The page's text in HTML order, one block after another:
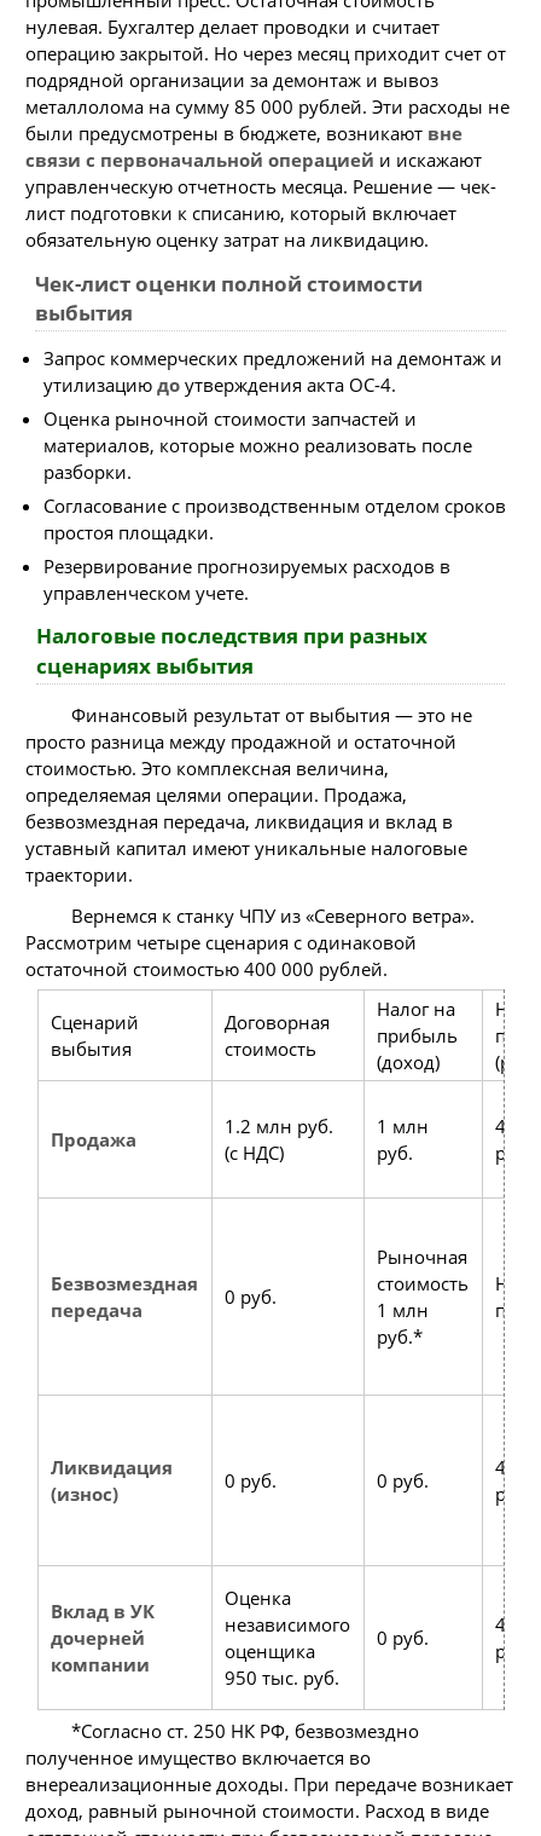
нулевая. Бухгалтер делает проводки и считает
операцию закрытой. Но через месяц приходит счет от
подрядной организации за демонтаж и вывоз
металлолома на сумму 85 000 рублей. Эти расходы не
были предусмотрены в бюджете, возникают вне
связи с первоначальной операцией и искажают
управленческую отчетность месяца. Решение — чек-
лист подготовки к списанию, который включает
обязательную оценку затрат на ликвидацию.
Чек-лист оценки полной стоимости
выбытия
Запрос коммерческих предложений на демонтаж и
утилизацию до утверждения акта ОС-4.
Оценка рыночной стоимости запчастей и
материалов, которые можно реализовать после
разборки.
Согласование с производственным отделом сроков
простоя площадки.
Резервирование прогнозируемых расходов в
управленческом учете.
Налоговые последствия при разных
сценариях выбытия
Финансовый результат от выбытия — это не
просто разница между продажной и остаточной
стоимостью. Это комплексная величина,
определяемая целями операции. Продажа,
безвозмездная передача, ликвидация и вклад в
уставный капитал имеют уникальные налоговые
траектории.
Вернемся к станку ЧПУ из «Северного ветра».
Рассмотрим четыре сценария с одинаковой
остаточной стоимостью 400 000 рублей.
Сценарий
выбытия
Договорная
стоимость
Налог на
прибыль
(доход)
Продажа
1.2 млн руб.
(с НДС)
1 млн
руб.
400
руб.
Безвозмездная
передача
0 руб.
Рыночная
стоимость
1 млн
руб.*
Не
Ликвидация
(износ)
0 руб. 0 руб.
400
руб.
Вклад в УК
дочерней
компании
Оценка
независимого
оценщика
950 тыс. руб.
0 руб.
400
руб.
*Согласно ст. 250 НК РФ, безвозмездно
полученное имущество включается во
внереализационные доходы. При передаче возникает
доход, равный рыночной стоимости. Расход в виде